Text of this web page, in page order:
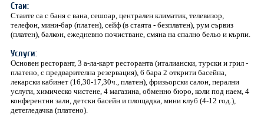
Стаи:
Стаите са с баня с вана, сешоар, централен климатик, телевизор,
телефон, мини-бар (платен), сейф (в стаята - безплатен), рум сървиз
(платен), балкон, ежедневно почистване, смяна на спално бельо и кърпи.
Услуги:
Oсновен ресторант, 3 a-ла-карт ресторанта (италиански, турски и грил -
платено, с предварителна резервация), 6 бара 2 открити басейна,
лекарски кабинет (16,30-17,30ч., платен), фризьорски салон, перални
услуги, химическо чистене, 4 магазина, обменно бюро, коли под наем, 4
конферентни зали, детски басейн и площадка, мини клуб (4-12 год.),
детегледачка (платено).